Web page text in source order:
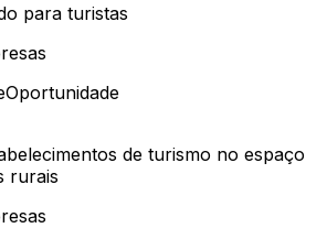
para turistas
Oportunidade
de turismo no espaço
rurais